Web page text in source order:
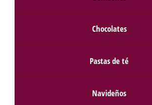
Chocolates
Pastas de té
Navideños